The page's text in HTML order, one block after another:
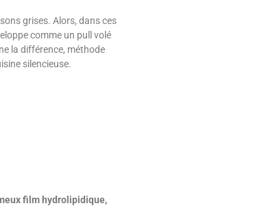
grises. Alors, dans ces
comme un pull volé
la différence, méthode
silencieuse.
film hydrolipidique,